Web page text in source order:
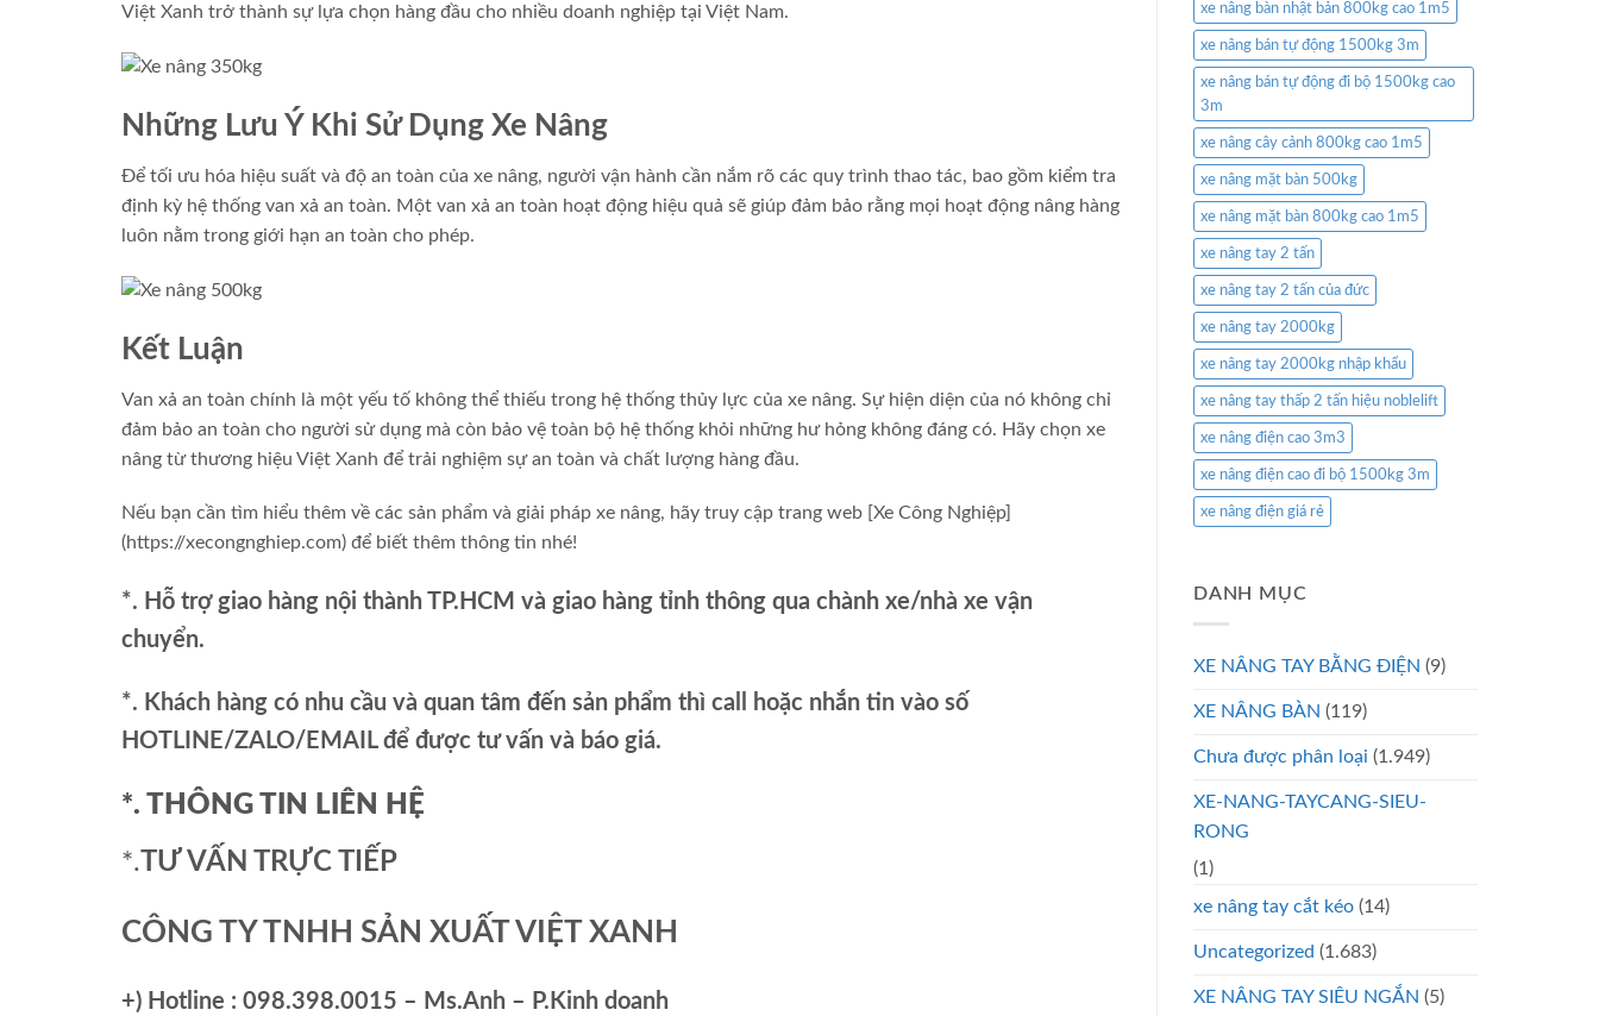
Việt Xanh trở thành sự lựa chọn hàng đầu cho nhiều doanh nghiệp tại Việt Nam.
Những Lưu Ý Khi Sử Dụng Xe Nâng
Để tối ưu hóa hiệu suất và độ an toàn của xe nâng, người vận hành cần nắm rõ các quy trình thao tác, bao gồm kiểm tra
định kỳ hệ thống van xả an toàn. Một van xả an toàn hoạt động hiệu quả sẽ giúp đảm bảo rằng mọi hoạt động nâng hàng
luôn nằm trong giới hạn an toàn cho phép.
Kết Luận
Van xả an toàn chính là một yếu tố không thể thiếu trong hệ thống thủy lực của xe nâng. Sự hiện diện của nó không chỉ
đảm bảo an toàn cho người sử dụng mà còn bảo vệ toàn bộ hệ thống khỏi những hư hỏng không đáng có. Hãy chọn xe
nâng từ thương hiệu Việt Xanh để trải nghiệm sự an toàn và chất lượng hàng đầu.
Nếu bạn cần tìm hiểu thêm về các sản phẩm và giải pháp xe nâng, hãy truy cập trang web [Xe Công Nghiệp]
(https://xecongnghiep.com) để biết thêm thông tin nhé!
*. Hỗ trợ giao hàng nội thành TP.HCM và giao hàng tỉnh thông qua chành xe/nhà xe vận
chuyển.
*. Khách hàng có nhu cầu và quan tâm đến sản phẩm thì call hoặc nhắn tin vào số
HOTLINE/ZALO/EMAIL để được tư vấn và báo giá.
*. THÔNG TIN LIÊN HỆ
*.TƯ VẤN TRỰC TIẾP
CÔNG TY TNHH SẢN XUẤT VIỆT XANH
+) Hotline : 098.398.0015 – Ms.Anh – P.Kinh doanh
xe nâng bàn nhật bản 800kg cao 1m5
xe nâng bán tự động 1500kg 3m
xe nâng bán tự động đi bộ 1500kg cao
3m
xe nâng cây cảnh 800kg cao 1m5
xe nâng mặt bàn 500kg
xe nâng mặt bàn 800kg cao 1m5
xe nâng tay 2 tấn
xe nâng tay 2 tấn của đức
xe nâng tay 2000kg
xe nâng tay 2000kg nhập khẩu
xe nâng tay thấp 2 tấn hiệu noblelift
xe nâng điện cao 3m3
xe nâng điện cao đi bộ 1500kg 3m
xe nâng điện giá rẻ
DANH MỤC
XE NÂNG TAY BẰNG ĐIỆN (9)
XE NÂNG BÀN (119)
Chưa được phân loại (1.949)
XE-NANG-TAYCANG-SIEU-
RONG
(1)
xe nâng tay cắt kéo (14)
Uncategorized (1.683)
XE NÂNG TAY SIÊU NGẮN (5)